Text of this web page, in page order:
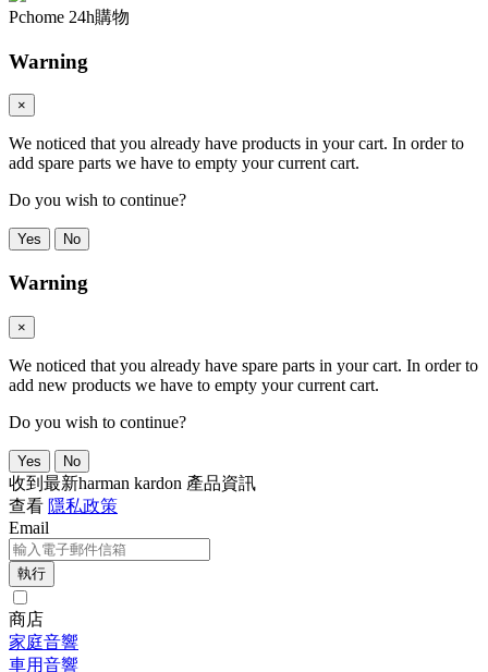
Pchome 24h購物
Warning
×
We noticed that you already have products in your cart. In order to
add spare parts we have to empty your current cart.
Do you wish to continue?
Yes No
Warning
×
We noticed that you already have spare parts in your cart. In order to
add new products we have to empty your current cart.
Do you wish to continue?
Yes No
收到最新harman kardon 產品資訊
查看 隱私政策
Email
執行
商店
家庭音響
車用音響